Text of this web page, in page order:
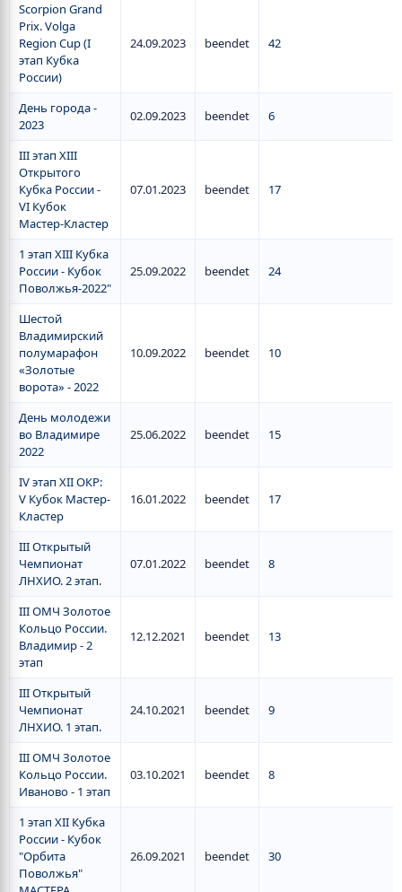
Scorpion Grand
Prix. Volga
Region Cup (I
этап Кубка
России)
24.09.2023 beendet 42
День города -
2023
02.09.2023 beendet 6
III этап XIII
Открытого
Кубка России -
VI Кубок
Мастер-Кластер
07.01.2023 beendet 17
1 этап XIII Кубка
России - Кубок
Поволжья-2022"
25.09.2022 beendet 24
Шестой
Владимирский
полумарафон
«Золотые
ворота» - 2022
10.09.2022 beendet 10
День молодежи
во Владимире
2022
25.06.2022 beendet 15
IV этап XII ОКР:
V Кубок Мастер-
Кластер
16.01.2022 beendet 17
III Открытый
Чемпионат
ЛНХИО. 2 этап.
07.01.2022 beendet 8
III ОМЧ Золотое
Кольцо России.
Владимир - 2
этап
12.12.2021 beendet 13
III Открытый
Чемпионат
ЛНХИО. 1 этап.
24.10.2021 beendet 9
III ОМЧ Золотое
Кольцо России.
Иваново - 1 этап
03.10.2021 beendet 8
1 этап XII Кубка
России - Кубок
"Орбита
Поволжья"
26.09.2021 beendet 30